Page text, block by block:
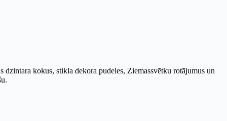
kokus, stikla dekora pudeles, Ziemassvētku rotājumus un